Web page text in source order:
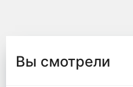
Вы смотрели